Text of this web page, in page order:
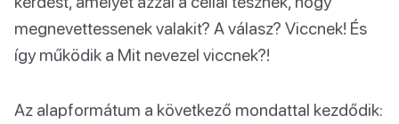
megnevettessenek valakit? A válasz? Viccnek! És
így működik a Mit nevezel viccnek?!
Az alapformátum a következő mondattal kezdődik: